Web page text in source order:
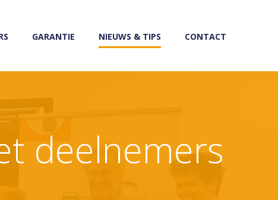
GARANTIE NIEUWS & TIPS CONTACT
deelnemers